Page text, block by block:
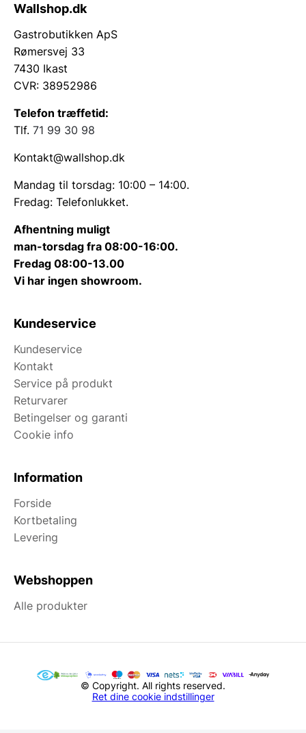
Wallshop.dk
Gastrobutikken ApS
Rømersvej 33
7430 Ikast
CVR: 38952986
Telefon træffetid:
Tlf. 71 99 30 98
Kontakt@wallshop.dk
Mandag til torsdag: 10:00 – 14:00.
Fredag: Telefonlukket.
Afhentning muligt
man-torsdag fra 08:00-16:00.
Fredag 08:00-13.00
Vi har ingen showroom.
Kundeservice
Kundeservice
Kontakt
Service på produkt
Returvarer
Betingelser og garanti
Cookie info
Information
Forside
Kortbetaling
Levering
Webshoppen
Alle produkter
© Copyright. All rights reserved.
Ret dine cookie indstillinger